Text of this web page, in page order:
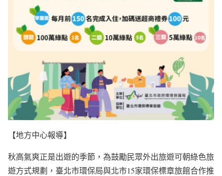
【地方中心報導】
秋高氣爽正是出遊的季節，為鼓勵民眾外出旅遊可朝綠色旅
遊方式規劃，臺北市環保局與北市15家環保標章旅館合作推